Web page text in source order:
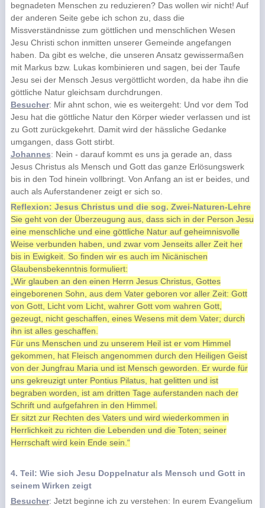
begnadeten Menschen zu reduzieren? Das wollen wir nicht! Auf
der anderen Seite gebe ich schon zu, dass die
Missverständnisse zum göttlichen und menschlichen Wesen
Jesu Christi schon inmitten unserer Gemeinde angefangen
haben. Da gibt es welche, die unseren Ansatz gewissermaßen
mit Markus bzw. Lukas kombinieren und sagen, bei der Taufe
Jesu sei der Mensch Jesus vergöttlicht worden, da habe ihn die
göttliche Natur gleichsam durchdrungen.
Besucher: Mir ahnt schon, wie es weitergeht: Und vor dem Tod
Jesu hat die göttliche Natur den Körper wieder verlassen und ist
zu Gott zurückgekehrt. Damit wird der hässliche Gedanke
umgangen, dass Gott stirbt.
Johannes: Nein - darauf kommt es uns ja gerade an, dass
Jesus Christus als Mensch und Gott das ganze Erlösungswerk
bis in den Tod hinein vollbringt. Von Anfang an ist er beides, und
auch als Auferstandener zeigt er sich so.
Reflexion: Jesus Christus und die sog. Zwei-Naturen-Lehre
Sie geht von der Überzeugung aus, dass sich in der Person Jesu
eine menschliche und eine göttliche Natur auf geheimnisvolle
Weise verbunden haben, und zwar vom Jenseits aller Zeit her
bis in Ewigkeit. So finden wir es auch im Nicänischen
Glaubensbekenntnis formuliert:
„Wir glauben an den einen Herrn Jesus Christus, Gottes
eingeborenen Sohn, aus dem Vater geboren vor aller Zeit: Gott
von Gott, Licht vom Licht, wahrer Gott vom wahren Gott,
gezeugt, nicht geschaffen, eines Wesens mit dem Vater; durch
ihn ist alles geschaffen.
Für uns Menschen und zu unserem Heil ist er vom Himmel
gekommen, hat Fleisch angenommen durch den Heiligen Geist
von der Jungfrau Maria und ist Mensch geworden. Er wurde für
uns gekreuzigt unter Pontius Pilatus, hat gelitten und ist
begraben worden, ist am dritten Tage auferstanden nach der
Schrift und aufgefahren in den Himmel.
Er sitzt zur Rechten des Vaters und wird wiederkommen in
Herrlichkeit zu richten die Lebenden und die Toten; seiner
Herrschaft wird kein Ende sein.“
4. Teil: Wie sich Jesu Doppelnatur als Mensch und Gott in
seinem Wirken zeigt
Besucher: Jetzt beginne ich zu verstehen: In eurem Evangelium